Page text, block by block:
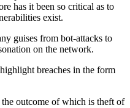
has it been so critical as to
exist.
guises from bot-attacks to
on the network.
breaches in the form
outcome of which is theft of